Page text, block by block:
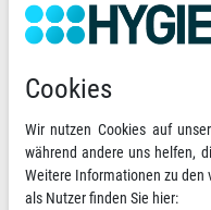
RECHNUNG
Cookies
Wir nutzen Cookies auf
während andere uns helfen,
Weitere Informationen zu den
als Nutzer finden Sie hier: